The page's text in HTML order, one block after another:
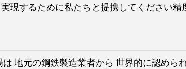
現するために私たちと提携してください精
地元の鋼鉄製造業者から 世界的に認めら